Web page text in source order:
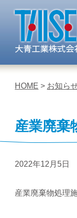
HOME > お知ら
産業廃棄
2022年12月5日
産業廃棄物処理